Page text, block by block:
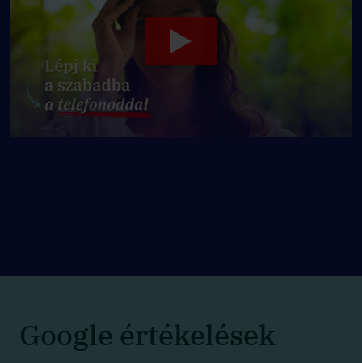
Google értékelések